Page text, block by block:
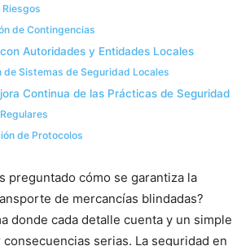
de Contingencias
Autoridades y Entidades Locales
de Sistemas de Seguridad Locales
Continua de las Prácticas de Seguridad
de Protocolos
preguntado cómo se garantiza la
de mercancías blindadas?
donde cada detalle cuenta y un simple
serias. La seguridad en